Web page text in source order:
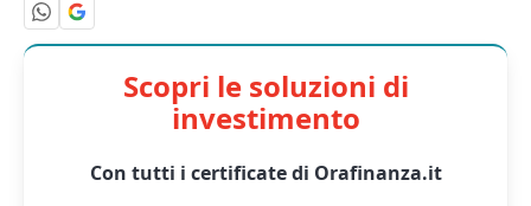
Scopri le soluzioni di
investimento
Con tutti i certificate di Orafinanza.it